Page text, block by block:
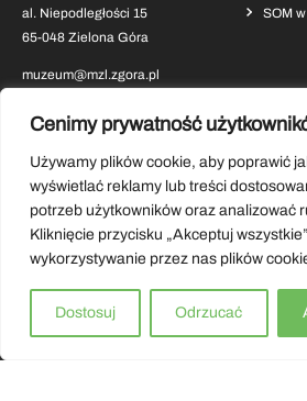
Cenimy prywatność
Używamy plików cookie, aby poprawić
wyświetlać reklamy lub treści
potrzeb użytkowników oraz analizować
Kliknięcie przycisku „Akceptuj
wykorzystywanie przez nas plików
Dostosuj Odrzucać
al. Niepodległości 15
65-048 Zielona Góra
muzeum@mzl.zgora.pl
SOM
Wszystkie prawa zastrzeżone.
Pobierz aplikację Muzeum Ziemi Lubuskiej